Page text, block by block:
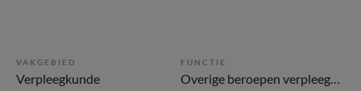
VAKGEBIED
Verpleegkunde
FUNCTIE
Overige beroepen verpleegkunde